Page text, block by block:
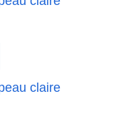
claire